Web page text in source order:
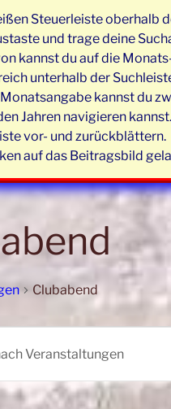
Steuerleiste oberhalb
und trage deine
kannst du auf die
unterhalb der
kannst du
Jahren navigieren
vor- und zurückblättern.
auf das Beitragsbild
Clubabend